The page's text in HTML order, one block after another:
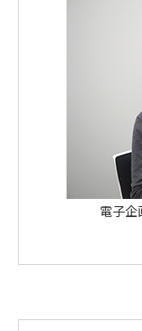
電子企